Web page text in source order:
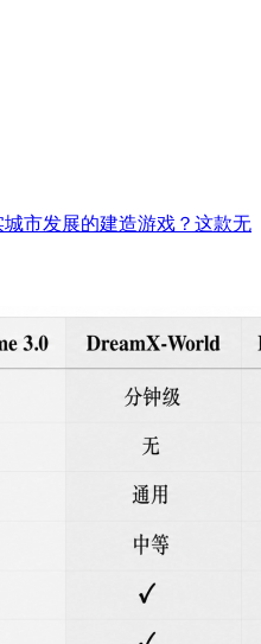
市发展的建造游戏？这款无